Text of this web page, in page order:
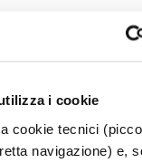
i cookie
cookie tecnici
navigazione) e,